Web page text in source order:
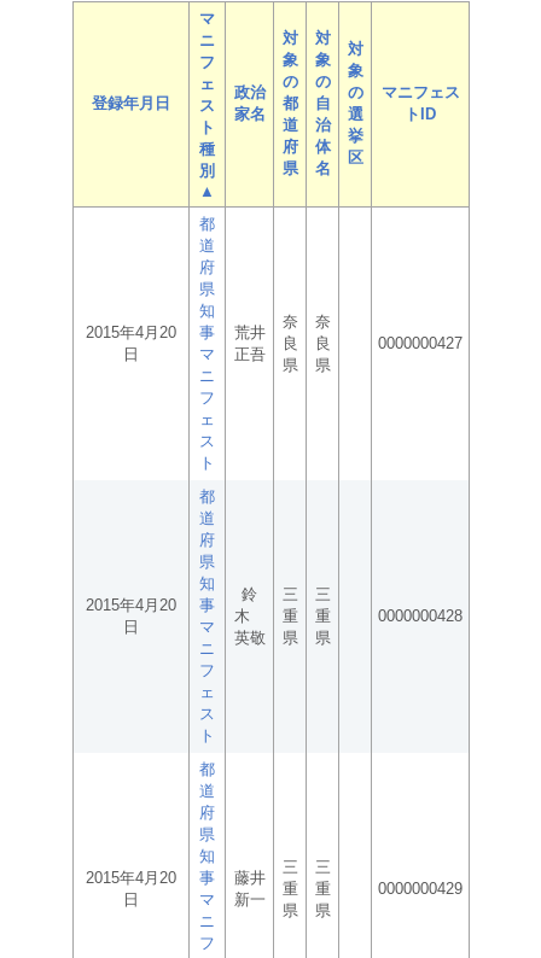
登録年月日
マ
ニ
フ
ェ
ス
ト
種
別
▲
政治
家名
対
象
の
都
道
府
県
対
象
の
自
治
体
名
対
象
の
選
挙
区
マニフェス
トID
2015年4月20
日
都
道
府
県
知
事
マ
ニ
フ
ェ
ス
ト
荒井
正吾
奈
良
県
奈
良
県
0000000427
2015年4月20
日
都
道
府
県
知
事
マ
ニ
フ
ェ
ス
ト
鈴
木
英敬
三
重
県
三
重
県
0000000428
2015年4月20
日
都
道
府
県
知
事
マ
ニ
フ
藤井
新一
三
重
県
三
重
県
0000000429